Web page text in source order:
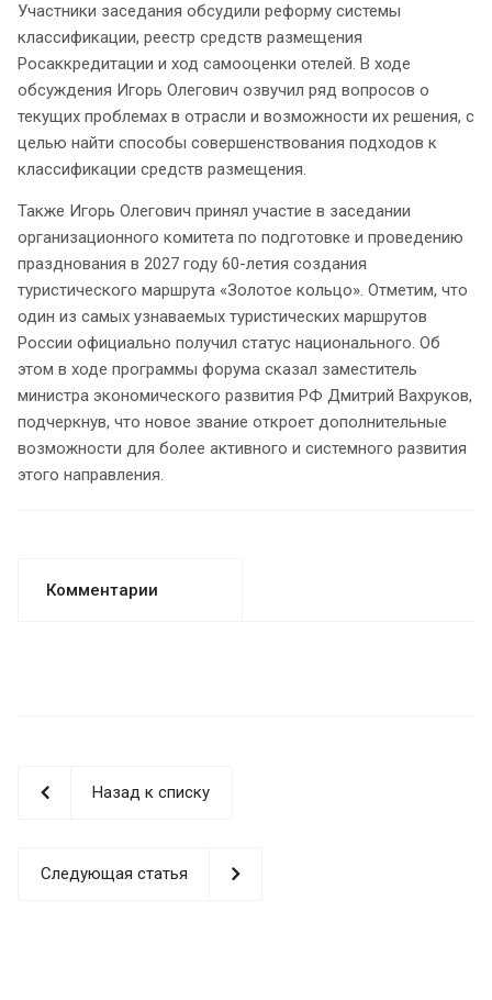
Участники заседания обсудили реформу системы
классификации, реестр средств размещения
Росаккредитации и ход самооценки отелей. В ходе
обсуждения Игорь Олегович озвучил ряд вопросов о
текущих проблемах в отрасли и возможности их решения, с
целью найти способы совершенствования подходов к
классификации средств размещения.
Также Игорь Олегович принял участие в заседании
организационного комитета по подготовке и проведению
празднования в 2027 году 60-летия создания
туристического маршрута «Золотое кольцо». Отметим, что
один из самых узнаваемых туристических маршрутов
России официально получил статус национального. Об
этом в ходе программы форума сказал заместитель
министра экономического развития РФ Дмитрий Вахруков,
подчеркнув, что новое звание откроет дополнительные
возможности для более активного и системного развития
этого направления.
Комментарии
Назад к списку
Следующая статья